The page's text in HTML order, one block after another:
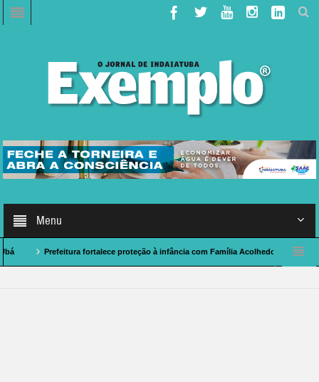
Menu
Prefeitura fortalece proteção à infância com Família Acolhedora Caso de